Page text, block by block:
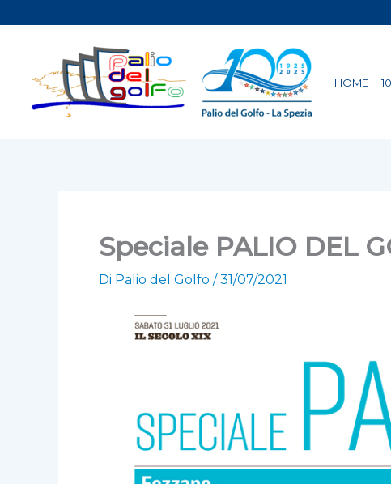
al
HOME
Speciale PALIO DEL
Di Palio del Golfo /31/07/2021